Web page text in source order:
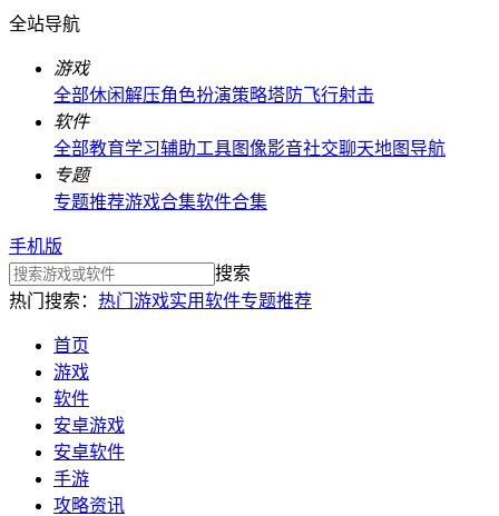
全站导航
游戏
全部休闲解压角色扮演策略塔防飞行射击
软件
全部教育学习辅助工具图像影音社交聊天地图导航
专题
专题推荐游戏合集软件合集
手机版
搜索
热门搜索： 热门游戏实用软件专题推荐
首页
游戏
软件
安卓游戏
安卓软件
手游
攻略资讯